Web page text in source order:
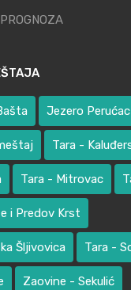
Jezero Perućac
Tara -
Tara - Mitrovac
i Predov Krst
Šljivovica Tara -
Zaovine - Sekulić